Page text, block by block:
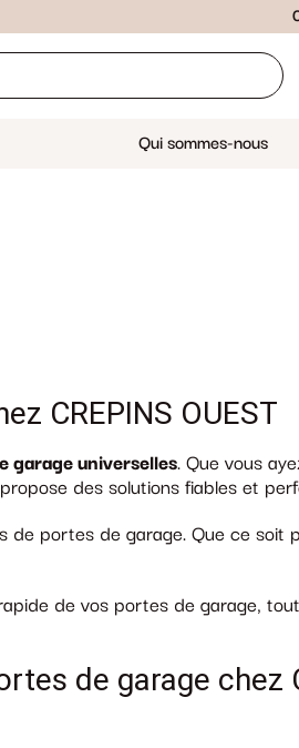
Qui sommes-nous
CREPINS OUEST
garage universelles. Que vous
des solutions fiables et
portes de garage. Que ce soit
de vos portes de garage,
de garage chez